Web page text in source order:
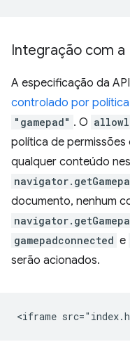
Integração com
A especificação da
controlado por política
"gamepad" . O
política de
qualquer conteúdo
documento, nenhum
gamepadconnected e
serão acionados.